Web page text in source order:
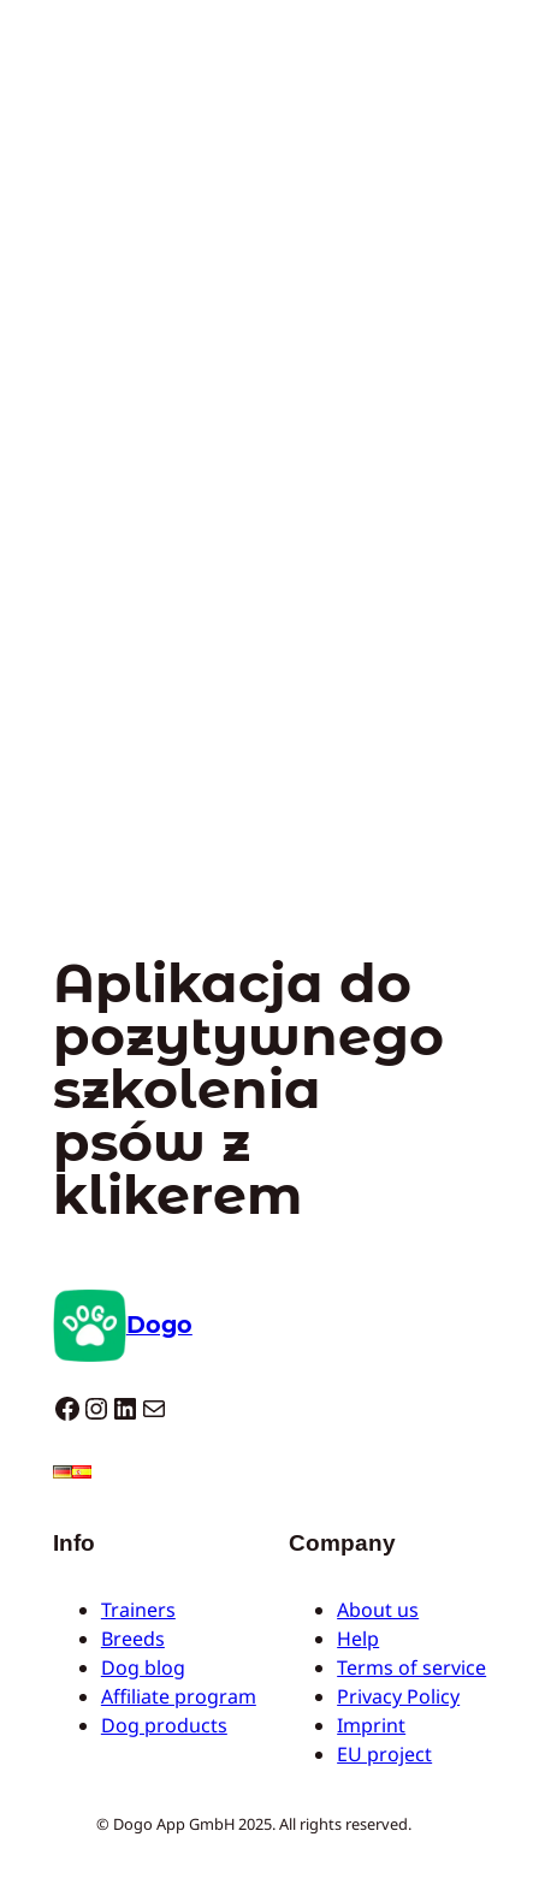
Aplikacja do
pozytywnego
szkolenia
psów z
klikerem
Dogo
Dogo facebook InstagramLinkedIn Mail
Info
Trainers
Breeds
Dog blog
Affiliate program
Dog products
Company
About us
Help
Terms of service
Privacy Policy
Imprint
EU project
© Dogo App GmbH 2025. All rights reserved.